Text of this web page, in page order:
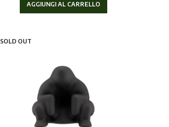
AGGIUNGI AL CARRELLO
SOLD OUT